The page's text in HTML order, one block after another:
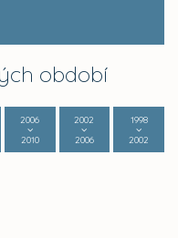
období
2006
2010
2002
2006
1998
2002